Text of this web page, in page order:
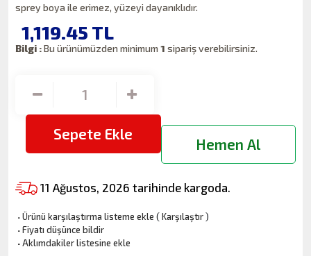
sprey boya ile erimez, yüzeyi dayanıklıdır.
1,119.45 TL
Bilgi :Bu ürünümüzden minimum1sipariş verebilirsiniz.
Sepete Ekle
Hemen Al
11 Ağustos, 2026 tarihinde kargoda.
·Ürünü karşılaştırma listeme ekle (Karşılaştır)
·Fiyatı düşünce bildir
·Aklımdakiler listesine ekle